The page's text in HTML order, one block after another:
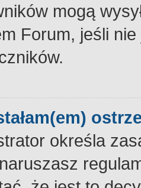
mogą
Forum, jeśli
określa